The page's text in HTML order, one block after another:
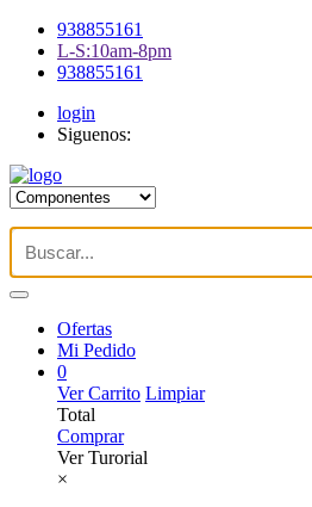
938855161
L-S:10am-8pm
938855161
login
Siguenos:
Ofertas
Mi Pedido
0
Ver Carrito Limpiar
Total
Comprar
Ver Turorial
×